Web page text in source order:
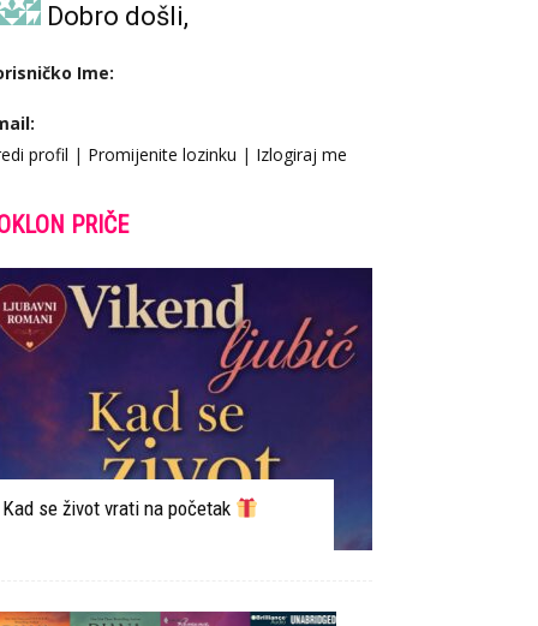
Dobro došli,
Ime:
profil | Promijenite lozinku | Izlogiraj me
PRIČE
Kad se život vrati na početak